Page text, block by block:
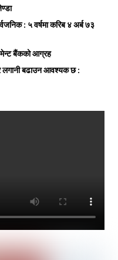
: ५ वर्षमा करिब ४ अर्ब ७३
बैंकको आग्रह
र लगानी बढाउन आवश्यक छ :